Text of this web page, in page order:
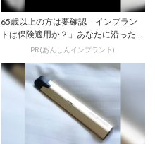
65歳以上の方は要確認「インプラン
トは保険適用か？」あなたに沿った治
療法や費用を...PR(あんしんインプラント)